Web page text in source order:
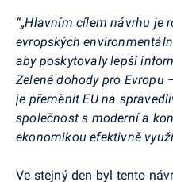
“„Hlavním cílem návrhu
evropských
aby poskytovaly lepší
Zelené dohody pro Evropu
je přeměnit EU na
společnost s moderní a
ekonomikou efektivně
Ve stejný den byl tento